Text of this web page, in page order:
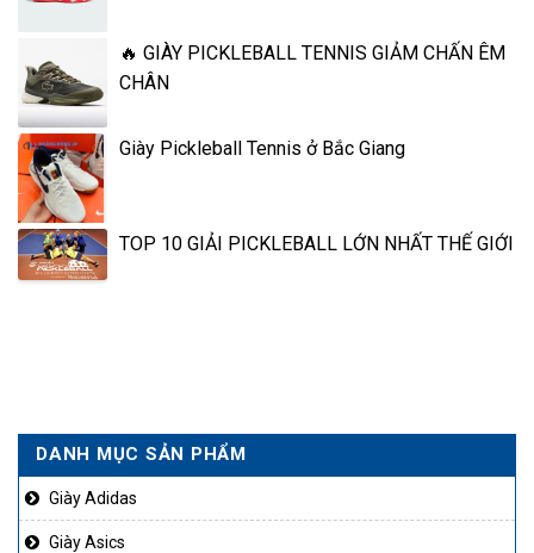
🔥 GIÀY PICKLEBALL TENNIS GIẢM CHẤN ÊM
CHÂN
Giày Pickleball Tennis ở Bắc Giang
TOP 10 GIẢI PICKLEBALL LỚN NHẤT THẾ GIỚI
DANH MỤC SẢN PHẨM
Giày Adidas
Giày Asics